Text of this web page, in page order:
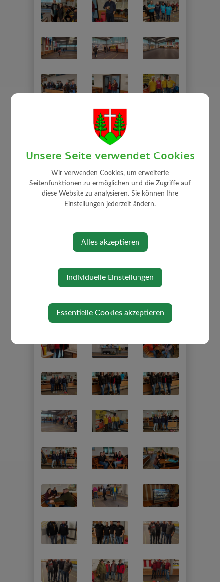
Unsere Seite verwendet Cookies
Wir verwenden Cookies, um erweiterte
Seitenfunktionen zu ermöglichen und die Zugriffe auf
diese Website zu analysieren. Sie können Ihre
Einstellungen jederzeit ändern.
Alles akzeptieren
Individuelle Einstellungen
Essentielle Cookies akzeptieren